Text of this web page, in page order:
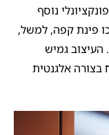
נוסף
פינת קפה, למשל,
גמיש
בצורה אלגנטית